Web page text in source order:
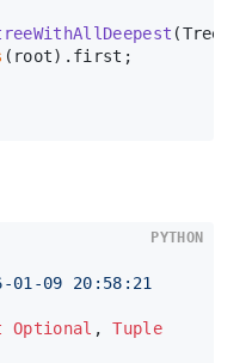
(root).first;
01-09 20:58:21
Optional , Tuple
PYTHON